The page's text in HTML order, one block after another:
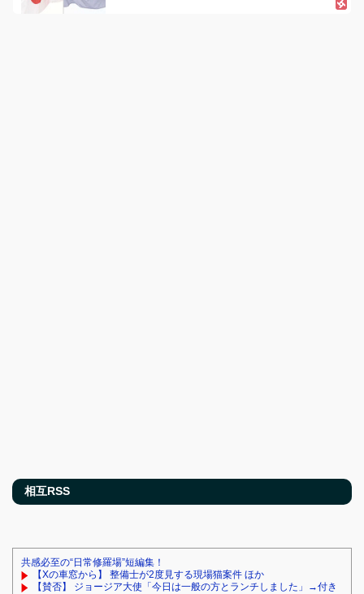
相互RSS
共感必至の“日常修羅場”短編集！
【Xの車窓から】 整備士が2度見する現場猫案件 ほか
【賛否】 ジョージア大使「今日は一般の方とランチしました」→付き